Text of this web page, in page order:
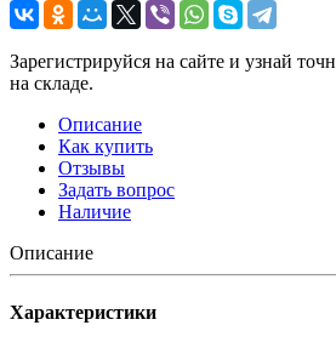
Зарегистрируйся на сайте и узнай
на складе.
Описание
Как купить
Отзывы
Задать вопрос
Наличие
Описание
Характеристики